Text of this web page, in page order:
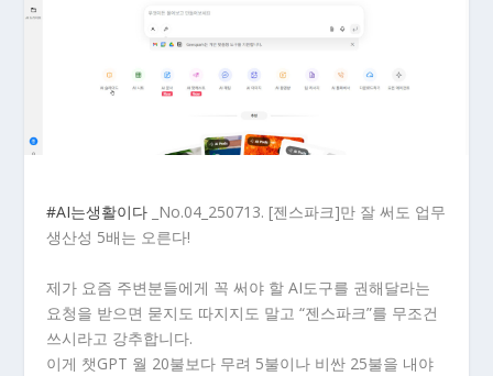
#AI는생활이다 _No.04_250713. [젠스파크]만 잘 써도 업무
생산성 5배는 오른다!
제가 요즘 주변분들에게 꼭 써야 할 AI도구를 권해달라는
요청을 받으면 묻지도 따지지도 말고 “젠스파크”를 무조건
쓰시라고 강추합니다.
이게 챗GPT 월 20불보다 무려 5불이나 비싼 25불을 내야